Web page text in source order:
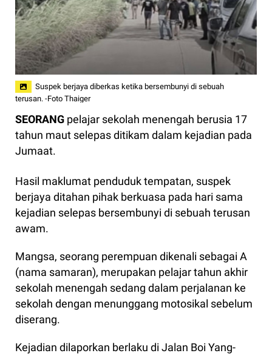
Suspek berjaya diberkas ketika bersembunyi di sebuah
terusan. -Foto Thaiger
SEORANG pelajar sekolah menengah berusia 17
tahun maut selepas ditikam dalam kejadian pada
Jumaat.
Hasil maklumat penduduk tempatan, suspek
berjaya ditahan pihak berkuasa pada hari sama
kejadian selepas bersembunyi di sebuah terusan
awam.
Mangsa, seorang perempuan dikenali sebagai A
(nama samaran), merupakan pelajar tahun akhir
sekolah menengah sedang dalam perjalanan ke
sekolah dengan menunggang motosikal sebelum
diserang.
Kejadian dilaporkan berlaku di Jalan Boi Yang-